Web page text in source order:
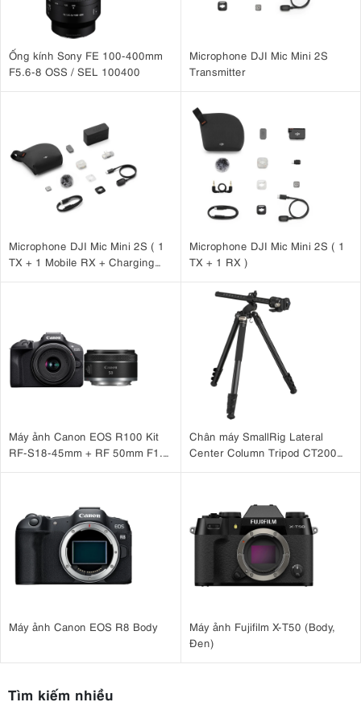
Thời lượng pin hạn chế
Không có kính ngắm để chụp ảnh ngoài trời sáng
Không có khả năng chống chịu thời tiết
4. Đánh Giá Chi Tiết Về Canon G7 X Mark III
4.1. Chất lượng hình ảnh vượt trội
Điểm cốt lõi của máy ảnh Canon G7 X Mark III là cảm biến CMOS
stacked 1" 20.1MP
kết hợp với bộ xử lý hình ảnh DIGIC 8
Sự kết hợp này mang lại
chất lượng hình ảnh vượt trội, sánh ngang
với các máy ảnh có kích thước lớn hơn nhiều
. Kích thước cảm biến
đặc biệt quan trọng vì nó cung cấp hiệu suất chụp ảnh trong điều
hơn so với các cảm biến nhỏ hơn được tìm thấy trong điện thoại thông
minh.
4.2. Ống kính zoom quang học 4.2x
Canon Powershot G7 X Mark III sở hữu
ống kính zoom quang học
4.2xsáng, bao phủ dải tiêu cự tương đương 24-100mm linh hoạt.
Khẩu độ tối đa rộng f/1.8 ở tiêu cự rộng và f/2.8 ở tiêu cự tele cho
phép kiểm soát độ sâu trường ảnh tuyệt vời, giúp bạn làm nổi bật chủ
thể và tạo ra những bức chân dung tuyệt đẹp với hậu cảnh mờ mịn.
Ống kính sáng này cũng hoạt động xuất sắc trong việc chụp ảnh sắc
ánh nắng chói chang đến ánh sáng dịu nhẹ trong nhà.
Ống kính Sony FE 100-400mm
F5.6-8 OSS / SEL 100400
Microphone DJI Mic Mini 2S
Transmitter
Microphone DJI Mic Mini 2S ( 1
TX + 1 Mobile RX + Charging
Microphone DJI Mic Mini 2S ( 1
TX + 1 RX )
Máy ảnh Canon EOS R100 Kit
RF-S18-45mm + RF 50mm F1.8
Chân máy SmallRig Lateral
Center Column Tripod CT200
Máy ảnh Canon EOS R8 Body
Máy ảnh Fujifilm X-T50 (Body,
Đen)
Tìm kiếm nhiều